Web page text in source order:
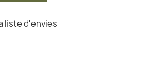
liste d'envies